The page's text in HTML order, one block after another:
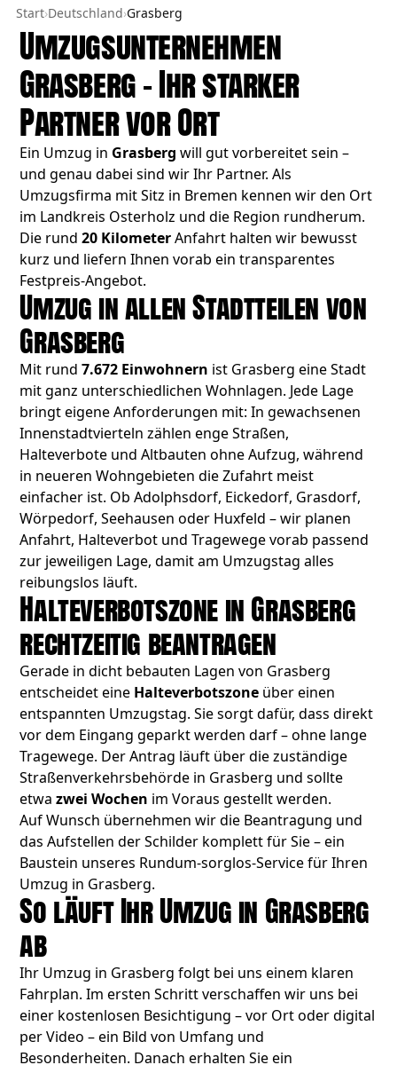
Start›Deutschland›Grasberg
Umzugsunternehmen
Grasberg – Ihr starker
Partner vor Ort
Ein Umzug in Grasberg will gut vorbereitet sein –
und genau dabei sind wir Ihr Partner. Als
Umzugsfirma mit Sitz in Bremen kennen wir den Ort
im Landkreis Osterholz und die Region rundherum.
Die rund20 KilometerAnfahrt halten wir bewusst
kurz und liefern Ihnen vorab ein transparentes
Festpreis-Angebot.
Umzug in allen Stadtteilen von
Grasberg
Mit rund7.672 Einwohnern ist Grasberg eine Stadt
mit ganz unterschiedlichen Wohnlagen. Jede Lage
bringt eigene Anforderungen mit: In gewachsenen
Innenstadtvierteln zählen enge Straßen,
Halteverbote und Altbauten ohne Aufzug, während
in neueren Wohngebieten die Zufahrt meist
einfacher ist. Ob Adolphsdorf, Eickedorf, Grasdorf,
Wörpedorf, Seehausen oder Huxfeld – wir planen
Anfahrt, Halteverbot und Tragewege vorab passend
zur jeweiligen Lage, damit am Umzugstag alles
reibungslos läuft.
Halteverbotszone in Grasberg
rechtzeitig beantragen
Gerade in dicht bebauten Lagen von Grasberg
entscheidet eine Halteverbotszone über einen
entspannten Umzugstag. Sie sorgt dafür, dass direkt
vor dem Eingang geparkt werden darf – ohne lange
Tragewege. Der Antrag läuft über die zuständige
Straßenverkehrsbehörde in Grasberg und sollte
etwazwei Wochen im Voraus gestellt werden.
Auf Wunsch übernehmen wir die Beantragung und
das Aufstellen der Schilder komplett für Sie – ein
Baustein unseres Rundum-sorglos-Service für Ihren
Umzug in Grasberg.
So läuft Ihr Umzug in Grasberg
ab
Ihr Umzug in Grasberg folgt bei uns einem klaren
Fahrplan. Im ersten Schritt verschaffen wir uns bei
einer kostenlosen Besichtigung – vor Ort oder digital
per Video – ein Bild von Umfang und
Besonderheiten. Danach erhalten Sie ein